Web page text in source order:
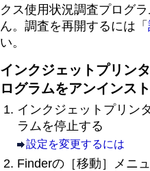
クス使用状況調査プログ
ん。調査を再開するには「
い。
インクジェットプリン
ログラムをアンインス
インクジェットプリン
ラムを停止する
設定を変更するには
Finderの［移動］メニ